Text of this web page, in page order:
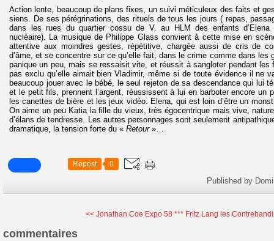
Action lente, beaucoup de plans fixes, un suivi méticuleux des faits et
siens. De ses pérégrinations, des rituels de tous les jours ( repas,
dans les rues du quartier cossu de V. au HLM des enfants
nucléaire). La musique de Philippe Glass convient à cette mise en
attentive aux moindres gestes, répétitive, chargée aussi de cris de
d’âme, et se concentre sur ce qu’elle fait, dans le crime comme dans
panique un peu, mais se ressaisit vite, et réussit à sangloter pendant les
pas exclu qu’elle aimait bien Vladimir, même si de toute évidence il ne
beaucoup jouer avec le bébé, le seul rejeton de sa descendance qui lui
et le petit fils, prennent l’argent, réussissent à lui en barboter encore un
les canettes de bière et les jeux vidéo. Elena, qui est loin d’être un
On aime un peu Katia la fille du vieux, très égocentrique mais vive,
d’élans de tendresse. Les autres personnages sont seulement
dramatique, la tension forte du « Retour »…
Repost 0
Published by
<< Jonathan Coe Expo 58 *** Fritz Lang les
commentaires